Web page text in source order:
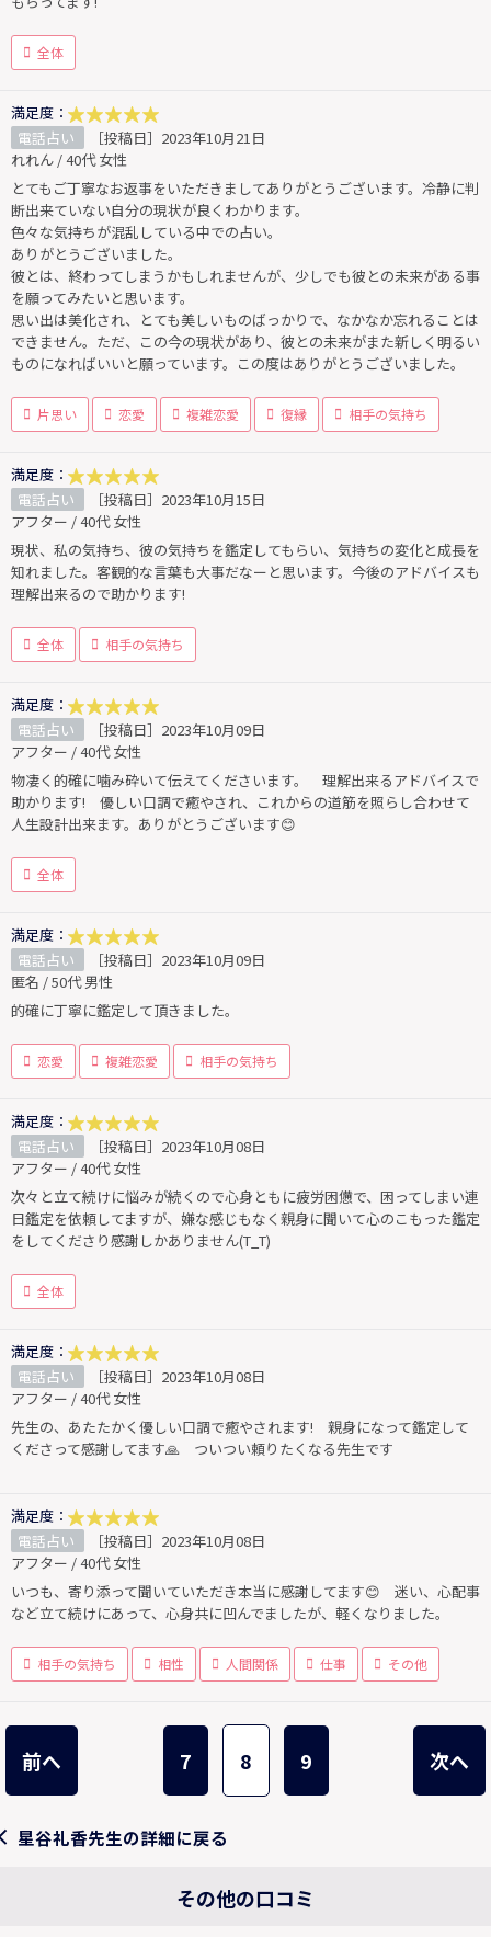
全体
満足度：
電話占い
［投稿日］2023年10月21日
れれん / 40代 女性
とてもご丁寧なお返事をいただきましてありがとうございます。冷静に判
断出来ていない自分の現状が良くわかります。
色々な気持ちが混乱している中での占い。
ありがとうございました。
彼とは、終わってしまうかもしれませんが、少しでも彼との未来がある事
を願ってみたいと思います。
思い出は美化され、とても美しいものばっかりで、なかなか忘れることは
できません。ただ、この今の現状があり、彼との未来がまた新しく明るい
ものになればいいと願っています。この度はありがとうございました。
片思い 恋愛 複雑恋愛 復縁 相手の気持ち
満足度：
電話占い
［投稿日］2023年10月15日
アフター / 40代 女性
現状、私の気持ち、彼の気持ちを鑑定してもらい、気持ちの変化と成長を
知れました。客観的な言葉も大事だなーと思います。今後のアドバイスも
理解出来るので助かります!
全体 相手の気持ち
満足度：
電話占い
［投稿日］2023年10月09日
アフター / 40代 女性
物凄く的確に噛み砕いて伝えてくださいます。 理解出来るアドバイスで
助かります! 優しい口調で癒やされ、これからの道筋を照らし合わせて
人生設計出来ます。ありがとうございます😊
全体
満足度：
電話占い
［投稿日］2023年10月09日
匿名 / 50代 男性
的確に丁寧に鑑定して頂きました。
恋愛 複雑恋愛 相手の気持ち
満足度：
電話占い
［投稿日］2023年10月08日
アフター / 40代 女性
次々と立て続けに悩みが続くので心身ともに疲労困憊で、困ってしまい連
日鑑定を依頼してますが、嫌な感じもなく親身に聞いて心のこもった鑑定
をしてくださり感謝しかありません(T_T)
全体
満足度：
電話占い
［投稿日］2023年10月08日
アフター / 40代 女性
先生の、あたたかく優しい口調で癒やされます! 親身になって鑑定して
くださって感謝してます🙏 ついつい頼りたくなる先生です
満足度：
電話占い
［投稿日］2023年10月08日
アフター / 40代 女性
いつも、寄り添って聞いていただき本当に感謝してます😊 迷い、心配事
など立て続けにあって、心身共に凹んでましたが、軽くなりました。
相手の気持ち 相性 人間関係 仕事 その他
前へ 7 8 9 次へ
星谷礼香先生の詳細に戻る
その他の口コミ